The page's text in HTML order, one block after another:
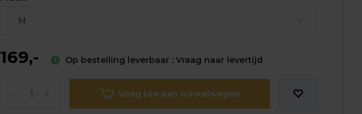
169,- Op bestelling leverbaar : Vraag naar levertijd
Voeg toe aan winkelwagen